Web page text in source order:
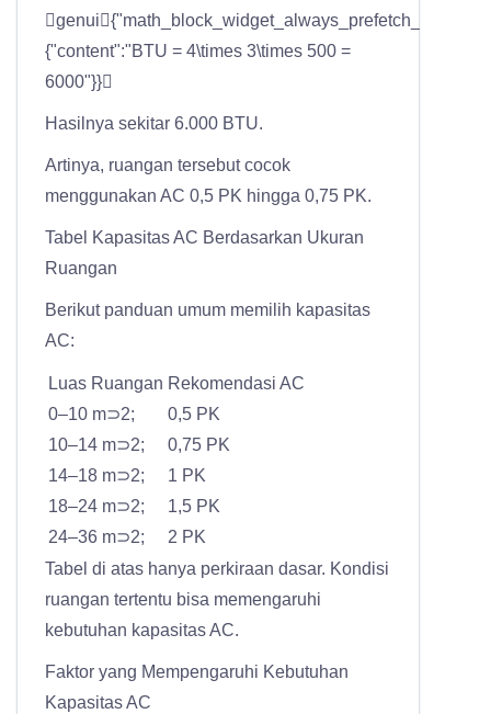
genui{"math_block_widget_always_prefetch_v2":
{"content":"BTU = 4\times 3\times 500 =
6000"}}
Hasilnya sekitar 6.000 BTU.
Artinya, ruangan tersebut cocok
menggunakan AC 0,5 PK hingga 0,75 PK.
Tabel Kapasitas AC Berdasarkan Ukuran
Ruangan
Berikut panduan umum memilih kapasitas
AC:
Luas Ruangan Rekomendasi AC
0–10 m⊃2;
0,5 PK
10–14 m⊃2;
0,75 PK
14–18 m⊃2;
1 PK
18–24 m⊃2;
1,5 PK
24–36 m⊃2;
2 PK
Tabel di atas hanya perkiraan dasar. Kondisi
ruangan tertentu bisa memengaruhi
kebutuhan kapasitas AC.
Faktor yang Mempengaruhi Kebutuhan
Kapasitas AC